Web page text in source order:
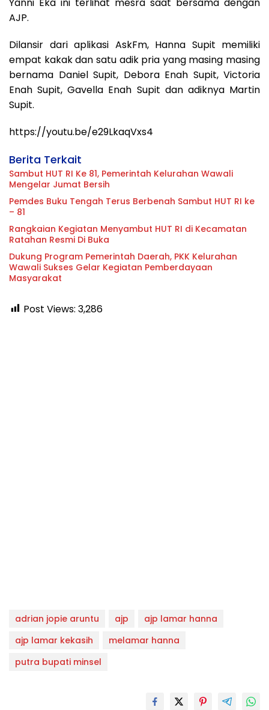
AJP.
Dilansir dari aplikasi AskFm, Hanna Supit memiliki
empat kakak dan satu adik pria yang masing masing
bernama Daniel Supit, Debora Enah Supit, Victoria
Enah Supit, Gavella Enah Supit dan adiknya Martin
Supit.
https://youtu.be/e29LkaqVxs4
Berita Terkait
Sambut HUT RI Ke 81, Pemerintah Kelurahan Wawali
Mengelar Jumat Bersih
Pemdes Buku Tengah Terus Berbenah Sambut HUT RI ke
– 81
Rangkaian Kegiatan Menyambut HUT RI di Kecamatan
Ratahan Resmi Di Buka
Dukung Program Pemerintah Daerah, PKK Kelurahan
Wawali Sukses Gelar Kegiatan Pemberdayaan
Masyarakat
Post Views: 3,286
adrian jopie aruntu ajp
ajp lamar hanna
ajp lamar kekasih
melamar hanna
putra bupati minsel